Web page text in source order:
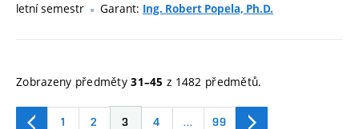
letní semestr Garant: Ing. Robert Popela, Ph.D.
Zobrazeny předměty31–45 z 1482 předmětů.
1 2 3 4 … 99